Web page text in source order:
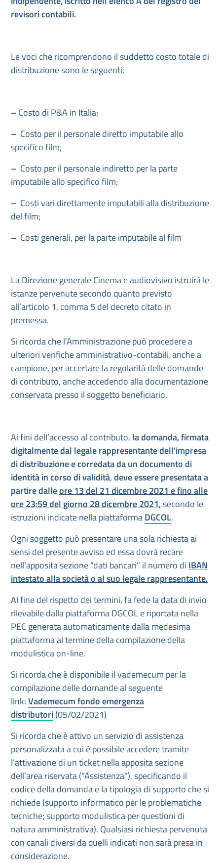
revisori contabili.
Le voci che ricomprendono il suddetto costo totale di
distribuzione sono le seguenti:
– Costo di P&A in Italia;
– Costo per il personale diretto imputabile allo
specifico film;
– Costo per il personale indiretto per la parte
imputabile allo specifico film;
– Costi vari direttamente imputabili alla distribuzione
del film;
– Costi generali, per la parte imputabile al film
La Direzione generale Cinema e audiovisivo istruirà le
istanze pervenute secondo quanto previsto
all’articolo 1, comma 5 del decreto citato in
premessa.
Si ricorda che l’Amministrazione può procedere a
ulteriori verifiche amministrativo-contabili, anche a
campione, per accertare la regolarità delle domande
di contributo, anche accedendo alla documentazione
conservata presso il soggetto beneficiario.
Ai fini dell’accesso al contributo, la domanda, firmata
digitalmente dal legale rappresentante dell’impresa
di distribuzione e corredata da un documento di
identità in corso di validità,deve essere presentata a
partire dalleore 13 del 21 dicembre 2021 e fino alle
ore 23:59 del giorno 28 dicembre 2021,secondo le
istruzioni indicate nella piattaformaDGCOL.
Ogni soggetto può presentare una sola richiesta ai
sensi del presente avviso ed essa dovrà recare
nell’apposita sezione “dati bancari” il numero di IBAN
intestato alla società o al suo legale rappresentante.
Al fine del rispetto dei termini, fa fede la data di invio
rilevabile dalla piattaforma DGCOL e riportata nella
PEC generata automaticamente dalla medesima
piattaforma al termine della compilazione della
modulistica on-line.
Si ricorda che è disponibile il vademecum per la
compilazione delle domande al seguente
link:Vademecum fondo emergenza
distributori(05/02/2021)
Si ricorda che è attivo un servizio di assistenza
personalizzata a cui è possibile accedere tramite
l’attivazione di un ticket nella apposita sezione
dell’area riservata (“Assistenza”), specificando il
codice della domanda e la tipologia di supporto che si
richiede (supporto informatico per le problematiche
tecniche; supporto modulistica per questioni di
natura amministrativa). Qualsiasi richiesta pervenuta
con canali diversi da quelli indicati non sarà presa in
considerazione.